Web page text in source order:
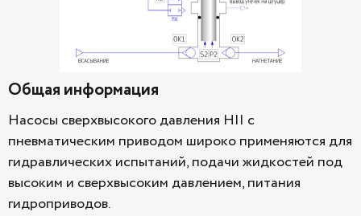
Общая информация
Насосы сверхвысокого давления HII с
пневматическим приводом широко применяются для
гидравлических испытаний, подачи жидкостей под
высоким и сверхвысоким давлением, питания
гидроприводов.